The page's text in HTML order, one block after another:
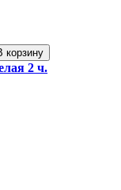
корзину
2 ч.